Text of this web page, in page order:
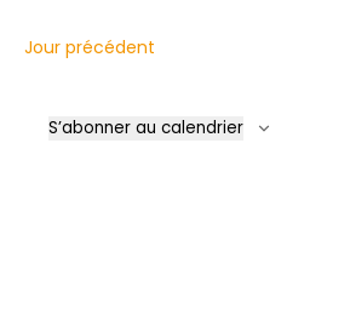
date.
Jour précédent
S’abonner au calendrier